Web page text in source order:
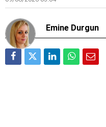
Emine Durgun